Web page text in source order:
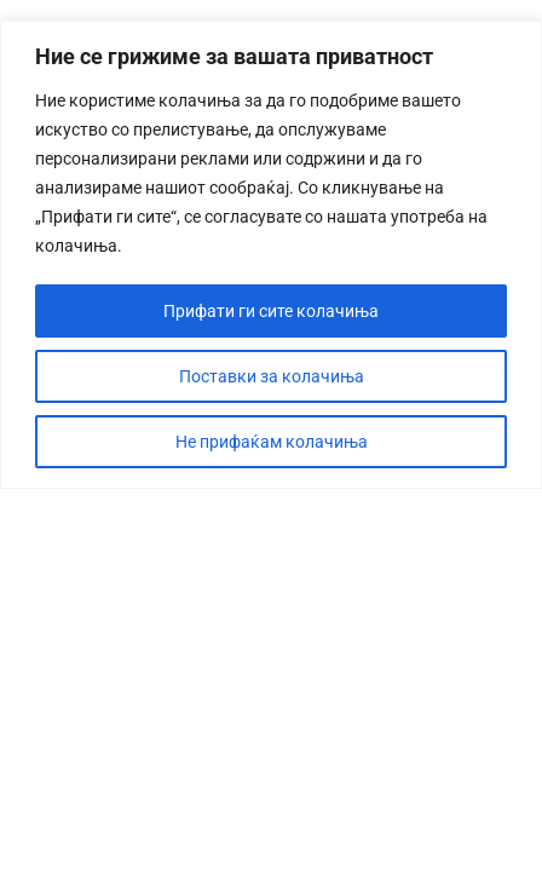
Ние се грижиме за вашата приватност
Ние користиме колачиња за да го подобриме вашето
искуство со прелистување, да опслужуваме
персонализирани реклами или содржини и да го
анализираме нашиот сообраќај. Со кликнување на
„Прифати ги сите“, се согласувате со нашата употреба на
колачиња.
Поставки за колачиња
Не прифаќам колачиња
Прифати ги сите колачиња